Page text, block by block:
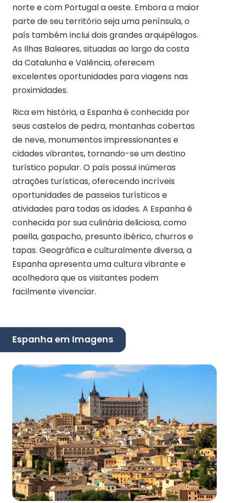
norte e com Portugal a oeste. Embora a maior
parte de seu território seja uma península, o
país também inclui dois grandes arquipélagos.
As Ilhas Baleares, situadas ao largo da costa
da Catalunha e Valência, oferecem
excelentes oportunidades para viagens nas
proximidades.
Rica em história, a Espanha é conhecida por
seus castelos de pedra, montanhas cobertas
de neve, monumentos impressionantes e
cidades vibrantes, tornando-se um destino
turístico popular. O país possui inúmeras
atrações turísticas, oferecendo incríveis
oportunidades de passeios turísticos e
atividades para todas as idades. A Espanha é
conhecida por sua culinária deliciosa, como
paella, gaspacho, presunto ibérico, churros e
tapas. Geográfica e culturalmente diversa, a
Espanha apresenta uma cultura vibrante e
acolhedora que os visitantes podem
facilmente vivenciar.
Espanha em Imagens